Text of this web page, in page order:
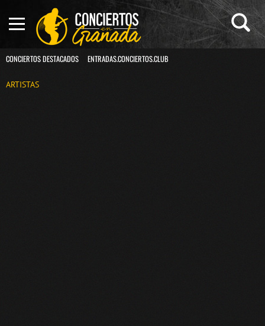
CONCIERTOS DESTACADOS ENTRADAS.CONCIERTOS.CLUB
ARTISTAS